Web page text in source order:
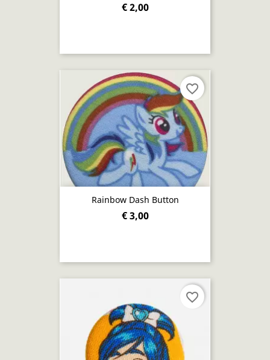
€ 2,00
Rainbow Dash Button
€ 3,00
favorite_border
favorite_border